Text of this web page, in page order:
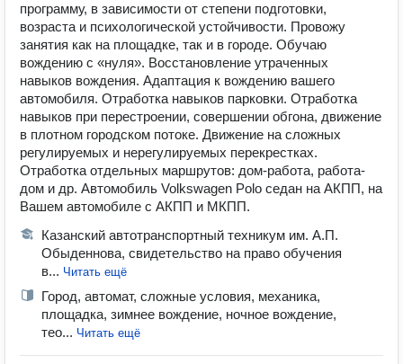
программу, в зависимости от степени подготовки,
возраста и психологической устойчивости. Провожу
занятия как на площадке, так и в городе. Обучаю
вождению с «нуля». Восстановление утраченных
навыков вождения. Адаптация к вождению вашего
автомобиля. Отработка навыков парковки. Отработка
навыков при перестроении, совершении обгона, движение
в плотном городском потоке. Движение на сложных
регулируемых и нерегулируемых перекрестках.
Отработка отдельных маршрутов: дом-работа, работа-
дом и др. Автомобиль Volkswagen Polo седан на АКПП, на
Вашем автомобиле с АКПП и МКПП.
Казанский автотранспортный техникум им. А.П.
Обыденнова, свидетельство на право обучения
в... Читать ещё
Город, автомат, сложные условия, механика,
площадка, зимнее вождение, ночное вождение,
тео... Читать ещё